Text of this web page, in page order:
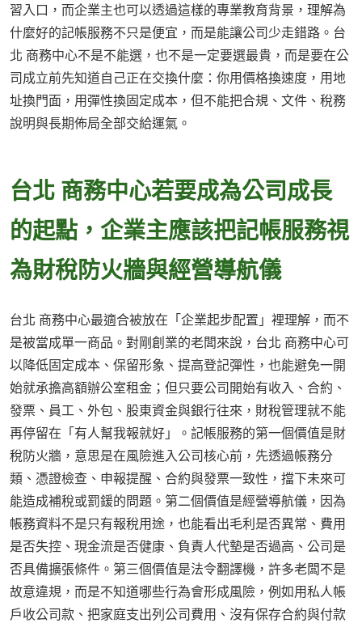
習入口，而企業主也可以透過這樣的專業教育背景，理解為
什麼好的記帳服務不只是便宜，而是能讓公司少走錯路。台
北 商務中心不是不能選，也不是一定要選最貴，而是要在公
司成立前先知道自己正在交換什麼：你用價格換速度，用地
址換門面，用彈性換固定成本，但不能把合規、文件、稅務
說明與長期佈局全部交給運氣。
台北 商務中心若要成為公司成長
的起點，企業主應該把記帳服務視
為財稅防火牆與經營導航儀
台北 商務中心最適合被放在「企業起步配置」裡理解，而不
是被當成單一商品。對剛創業的老闆來說，台北 商務中心可
以降低固定成本、保留形象、提高登記彈性，也能避免一開
始就承擔高額辦公室租金；但只要公司開始有收入、合約、
發票、員工、外包、股東資金與銀行往來，財稅管理就不能
再停留在「有人幫我報就好」。記帳服務的第一個價值是財
稅防火牆，意思是在風險進入公司核心前，先透過帳務分
類、憑證檢查、申報提醒、合約與發票一致性，擋下未來可
能造成補稅或罰鍰的問題。第二個價值是經營導航儀，因為
帳務資料不是只有報稅用途，也能看出毛利是否異常、費用
是否失控、現金流是否健康、負責人代墊是否過高、公司是
否具備擴張條件。第三個價值是法令翻譯機，許多老闆不是
故意違規，而是不知道哪些行為會形成風險，例如用私人帳
戶收公司款、把家庭支出列公司費用、沒有保存合約與付款